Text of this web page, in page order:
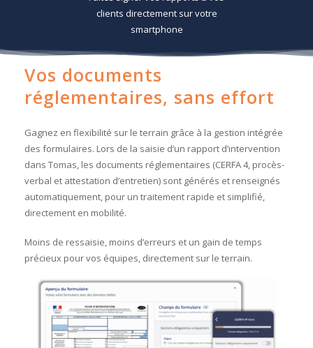
clients directement sur votre
smartphone
Vos documents
réglementaires, sans effort
Gagnez en flexibilité sur le terrain grâce à la gestion intégrée
des formulaires. Lors de la saisie d’un rapport d’intervention
dans Tomas, les documents réglementaires (CERFA 4, procès-
verbal et attestation d’entretien) sont générés et renseignés
automatiquement, pour un traitement rapide et simplifié,
directement en mobilité.
Moins de ressaisie, moins d’erreurs et un gain de temps
précieux pour vos équipes, directement sur le terrain.